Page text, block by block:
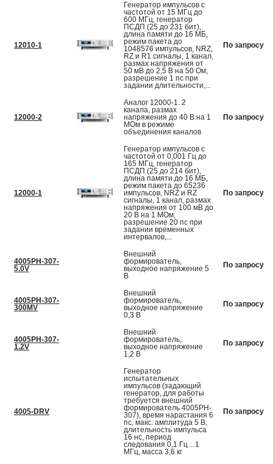
12010-1
Генератор импульсов с
частотой от 15 МГц до
600 МГц, генератор
ПСДП (25 до 231 бит),
длина памяти до 16 МБ,
режим пакета до
1048576 импульсов, NRZ,
RZ и R1 сигналы, 1 канал,
размах напряжения от
50 мВ до 2,5 В на 50 Ом,
разрешение 1 пс при
задании длительности,...
По запросу
12000-2
Аналог 12000-1. 2
канала, размах
напряжения до 40 В на 1
МОм в режиме
объединения каналов
По запросу
12000-1
Генератор импульсов с
частотой от 0,001 Гц до
165 МГц, генератор
ПСДП (25 до 214 бит),
длина памяти до 16 МБ,
режим пакета до 65236
импульсов, NRZ и RZ
сигналы, 1 канал, размах
напряжения от 100 мВ до
20 В на 1 МОм,
разрешение 20 пс при
задании временных
интервалов,...
По запросу
4005PH-307-
5.0V
Внешний
формирователь,
выходное напряжение 5
В
По запросу
4005PH-307-
300MV
Внешний
формирователь,
выходное напряжение
0,3 В
По запросу
4005PH-307-
1.2V
Внешний
формирователь,
выходное напряжение
1,2 В
По запросу
4005-DRV
Генератор
испытательных
импульсов (задающий
генератор, для работы
требуется внешний
формирователь 4005PH-
307), время нарастания 6
пс, макс. амплитуда 5 В,
длительность импульса
16 нс, период
следования 0,1 Гц…1
МГц, масса 3,6 кг
По запросу